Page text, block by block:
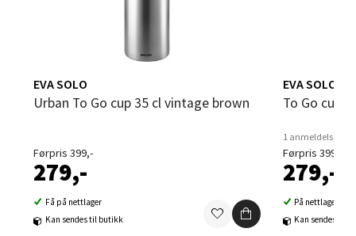
EVA SOLO
Urban To Go cup 35 cl vintage brown
Førpris 399,-
279,-
Få på nettlager
Kan sendes til butikk
EVA SOLO
To Go cup
1 anmeldelse
Førpris 399,-
279,-
På nettlager
Kan sendes til
Oslo - Thon Senter Storo
Vitaminveien 7 - 9, 0485 Oslo